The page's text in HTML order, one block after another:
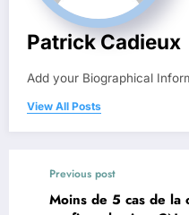
Patrick Cadieux
Add your Biographical
View All Posts
Previous post
Moins de 5 cas de la